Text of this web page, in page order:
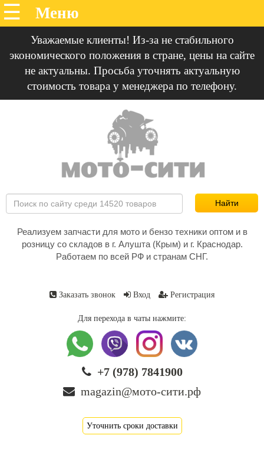
Уважаемые клиенты! Из-за не стабильного
экономического положения в стране, цены на сайте
не актуальны. Просьба уточнять актуальную
стоимость товара у менеджера по телефону.
Реализуем запчасти для мото и бензо техники оптом и в
розницу со складов в г. Алушта (Крым) и г. Краснодар.
Работаем по всей РФ и странам СНГ.
Заказать звонок Вход Регистрация
Для перехода в чаты нажмите:
+7 (978) 7841900
magazin@мото-сити.рф
Уточнить сроки доставки